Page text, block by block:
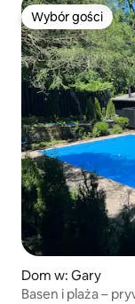
Wybór gości
Wybór gości
Dom w: Gary
Basen i plaża –